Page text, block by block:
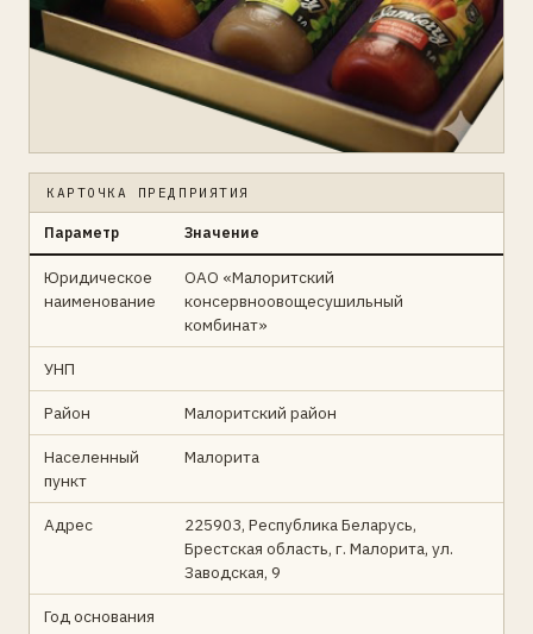
КАРТОЧКА ПРЕДПРИЯТИЯ
Параметр Значение
Юридическое
наименование
ОАО «Малоритский
консервноовощесушильный
комбинат»
УНП
Район Малоритский район
Населенный
пункт
Малорита
Адрес
225903, Республика Беларусь,
Брестская область, г. Малорита, ул.
Заводская, 9
Год основания